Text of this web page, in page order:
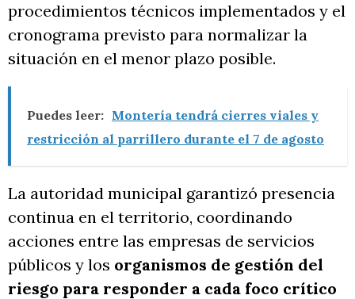
procedimientos técnicos implementados y el
cronograma previsto para normalizar la
situación en el menor plazo posible.
Puedes leer: Montería tendrá cierres viales y
restricción al parrillero durante el 7 de agosto
La autoridad municipal garantizó presencia
continua en el territorio, coordinando
acciones entre las empresas de servicios
públicos y los organismos de gestión del
riesgo para responder a cada foco crítico